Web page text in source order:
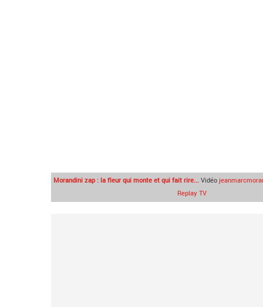
Morandini zap : la fleur qui monte et qui fait rire... Vidéo
Replay TV